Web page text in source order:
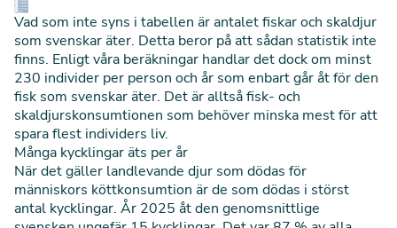
Vad som inte syns i tabellen är antalet fiskar och skaldjur
som svenskar äter. Detta beror på att sådan statistik inte
finns. Enligt våra beräkningar handlar det dock om minst
230 individer per person och år som enbart går åt för den
fisk som svenskar äter. Det är alltså fisk- och
skaldjurskonsumtionen som behöver minska mest för att
spara flest individers liv.
Många kycklingar äts per år
När det gäller landlevande djur som dödas för
människors köttkonsumtion är de som dödas i störst
antal kycklingar. År 2025 åt den genomsnittlige